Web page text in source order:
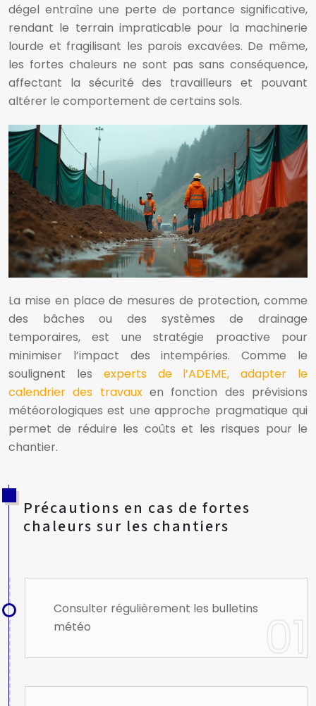
dégel entraîne une perte de portance significative,
rendant le terrain impraticable pour la machinerie
lourde et fragilisant les parois excavées. De même,
les fortes chaleurs ne sont pas sans conséquence,
affectant la sécurité des travailleurs et pouvant
altérer le comportement de certains sols.
La mise en place de mesures de protection, comme
des bâches ou des systèmes de drainage
temporaires, est une stratégie proactive pour
minimiser l’impact des intempéries. Comme le
soulignent les experts de l’ADEME, adapter le
calendrier des travauxen fonction des prévisions
météorologiques est une approche pragmatique qui
permet de réduire les coûts et les risques pour le
chantier.
Précautions en cas de fortes
chaleurs sur les chantiers
Consulter régulièrement les bulletins
météo